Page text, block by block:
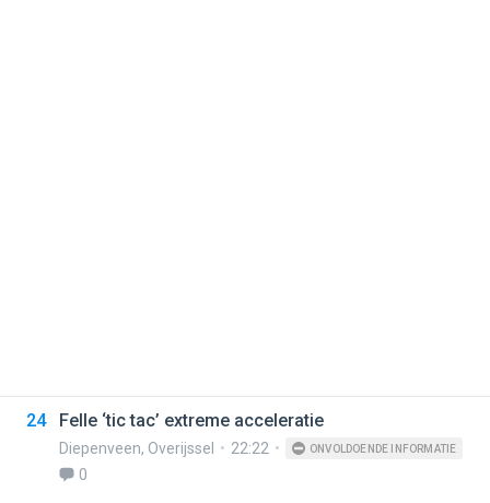
24 Felle ‘tic tac’ extreme acceleratie
Diepenveen, Overijssel 22:22 ONVOLDOENDE INFORMATIE
0